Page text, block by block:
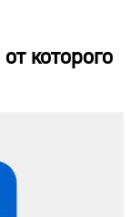
которого